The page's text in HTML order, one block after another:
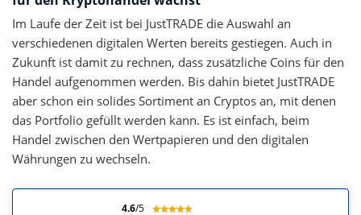
Im Laufe der Zeit ist bei JustTRADE die Auswahl an
verschiedenen digitalen Werten bereits gestiegen. Auch in
Zukunft ist damit zu rechnen, dass zusätzliche Coins für den
Handel aufgenommen werden. Bis dahin bietet JustTRADE
aber schon ein solides Sortiment an Cryptos an, mit denen
das Portfolio gefüllt werden kann. Es ist einfach, beim
Handel zwischen den Wertpapieren und den digitalen
Währungen zu wechseln.
4.6/5